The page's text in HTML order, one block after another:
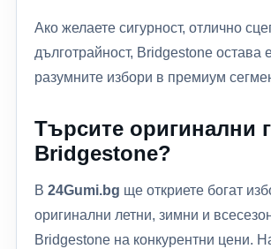
Ако желаете сигурност, отлично
дълготрайност, Bridgestone остава
разумните избори в премиум
Търсите оригинални
Bridgestone?
В 24Gumi.bg ще откриете богат
оригинални летни, зимни и
Bridgestone на конкурентни цени.